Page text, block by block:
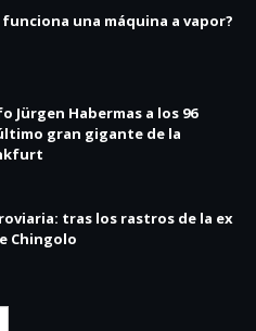
funciona una máquina a vapor?
Jürgen Habermas a los 96
gran gigante de la
tras los rastros de la ex
Chingolo